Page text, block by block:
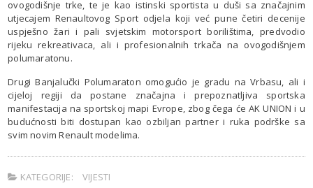
ovogodišnje trke, te je kao istinski sportista u duši sa značajnim
utjecajem Renaultovog Sport odjela koji već pune četiri decenije
uspješno žari i pali svjetskim motorsport borilištima, predvodio
rijeku rekreativaca, ali i profesionalnih trkača na ovogodišnjem
polumaratonu.
Drugi Banjalučki Polumaraton omogućio je gradu na Vrbasu, ali i
cijeloj regiji da postane značajna i prepoznatljiva sportska
manifestacija na sportskoj mapi Evrope, zbog čega će AK UNION i u
budućnosti biti dostupan kao ozbiljan partner i ruka podrške sa
svim novim Renault modelima.
KATEGORIJE:
VIJESTI